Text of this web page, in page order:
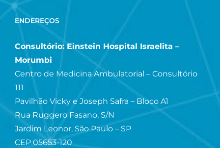
ENDEREÇOS
Consultório: Einstein Hospital Israelita –
Morumbi
Centro de Medicina Ambulatorial – Consultório
111
Pavilhão Vicky e Joseph Safra – Bloco A1
Rua Ruggero Fasano, S/N
Jardim Leonor, São Paulo – SP
CEP 05653-120